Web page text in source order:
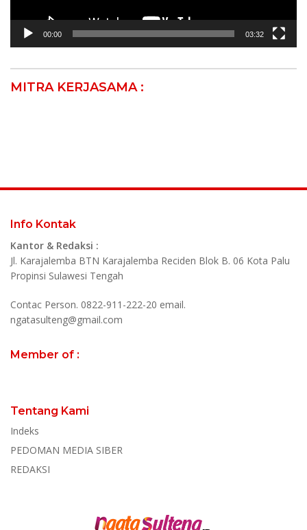
00:00 03:32
MITRA KERJASAMA :
Info Kontak
Kantor & Redaksi :
Jl. Karajalemba BTN Karajalemba Reciden Blok B. 06 Kota Palu
Propinsi Sulawesi Tengah
Contac Person. 0822-911-222-20 email.
ngatasulteng@gmail.com
Member of :
Tentang Kami
Indeks
PEDOMAN MEDIA SIBER
REDAKSI